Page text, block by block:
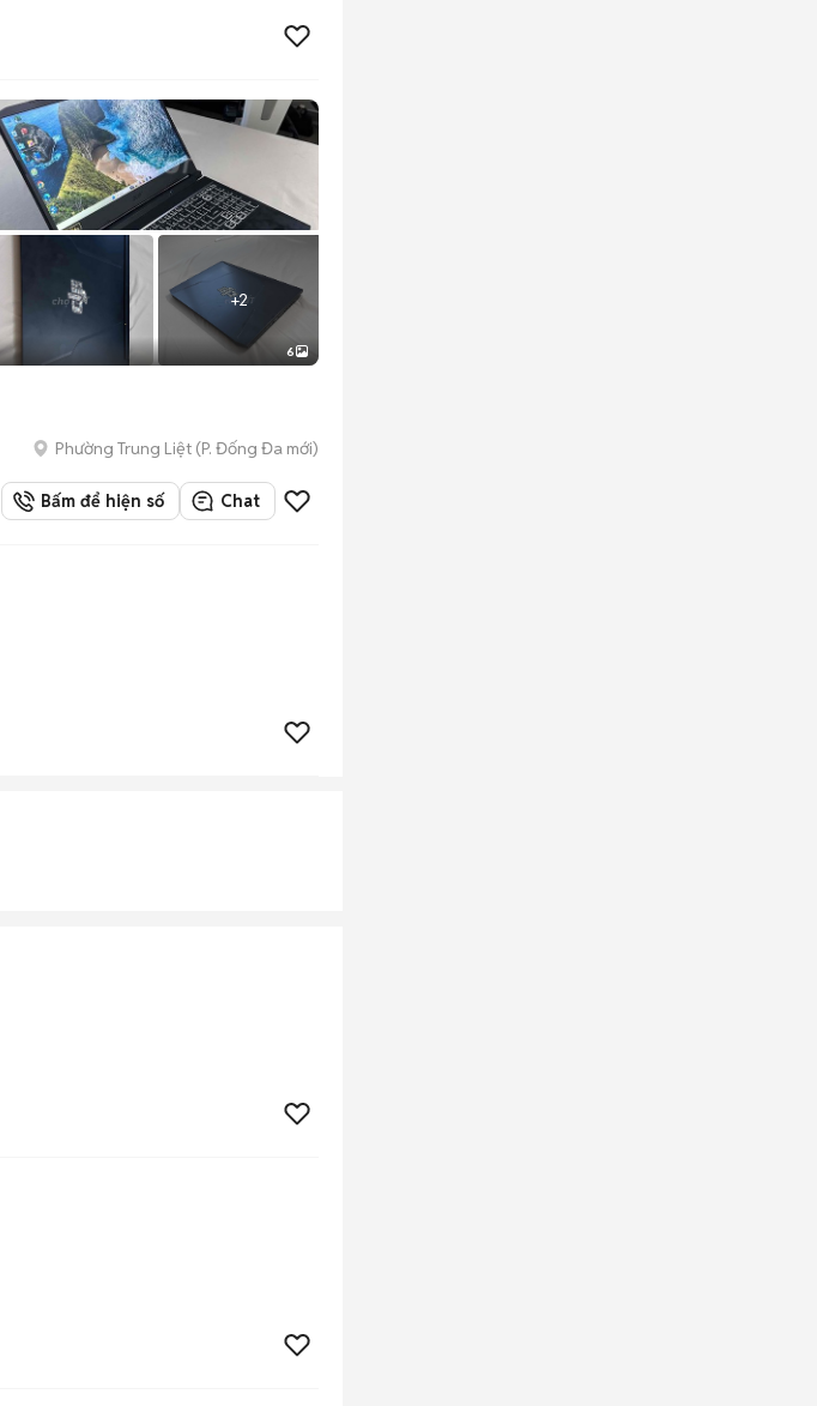
+2
6
Phường Trung Liệt (P. Đống Đa mới)
Bấm để hiện số Chat